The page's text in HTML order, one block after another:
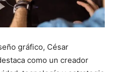
gráfico, César
como un creador